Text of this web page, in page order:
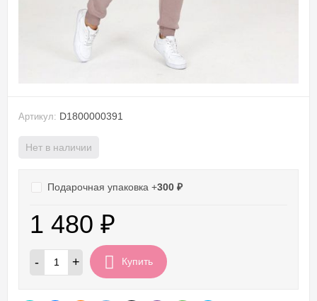
Артикул: D1800000391
Нет в наличии
Подарочная упаковка +300 ₽
1 480 ₽
- + Купить